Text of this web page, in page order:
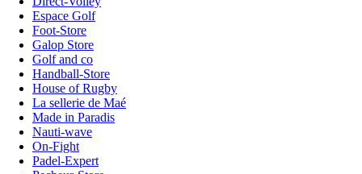
Espace Golf
Foot-Store
Galop Store
Golf and co
Handball-Store
House of Rugby
La sellerie de Maé
Made in Paradis
Nauti-wave
On-Fight
Padel-Expert